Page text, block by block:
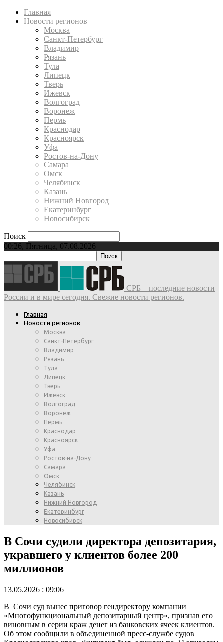
Главная
Новости регионов
Москва
Санкт-Петербург
Владимир
Рязань
Тула
Липецк
Тверь
Ижевск
Волгоград
Воронеж
Пермь
Краснодар
Красноярск
Уфа
Ростов-на-Дону
Самара
Омск
Челябинск
Казань
Нижний Новгород
Екатеринбург
Новосибирск
Поиск
00:26, Пятница, 07.08.2026
СРБ – последние новости
России и в мире сегодня. Свежие новости регионов.
Главная
Новости регионов
Москва
Санкт-Петербург
Владимир
Рязань
Тула
Липецк
Тверь
Ижевск
Волгоград
Воронеж
Пермь
Краснодар
Красноярск
Уфа
Ростов-на-Дону
Самара
Омск
Челябинск
Казань
Нижний Новгород
Екатеринбург
Новосибирск
В Сочи судили директора депозитария,
укравшего у клиентов более 200
миллионов
13.05.2026 : 09:06
В Сочи суд вынес приговор гендиректору компании
«Многофункциональный депозитарный центр», признав его
виновным в серии краж денег из банковских ячеек клиентов.
Об этом сообщили в объединенной пресс-службе судов